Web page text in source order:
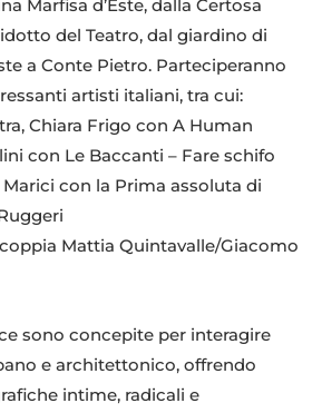
Marfisa d’Este, dalla Certosa
del Teatro, dal giardino di
a Conte Pietro. Parteciperanno
artisti italiani, tra cui:
Chiara Frigo con A Human
con Le Baccanti – Fare schifo
con la Prima assoluta di
Mattia Quintavalle/Giacomo
sono concepite per interagire
e architettonico, offrendo
intime, radicali e